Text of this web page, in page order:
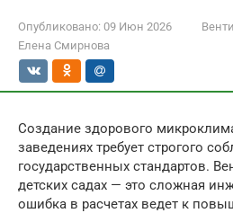
Опубликовано: 09 Июн 2026
Елена Смирнова
Создание здорового
заведениях требует строгого
государственных стандартов.
детских садах — это сложная
ошибка в расчетах ведет к